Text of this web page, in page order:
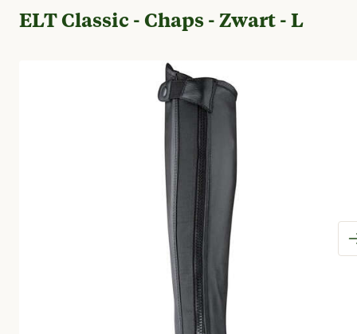
ELT Classic - Chaps - Zwart - L